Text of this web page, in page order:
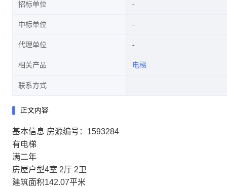
招标单位
中标单位
代理单位
相关产品 电梯
联系方式
正文内容
基本信息 房源编号： 1593284
有电梯
满二年
房屋户型4室 2厅 2卫
建筑面积142.07平米